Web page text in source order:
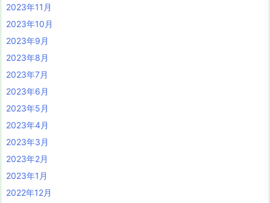
2023年11月
2023年10月
2023年9月
2023年8月
2023年7月
2023年6月
2023年5月
2023年4月
2023年3月
2023年2月
2023年1月
2022年12月